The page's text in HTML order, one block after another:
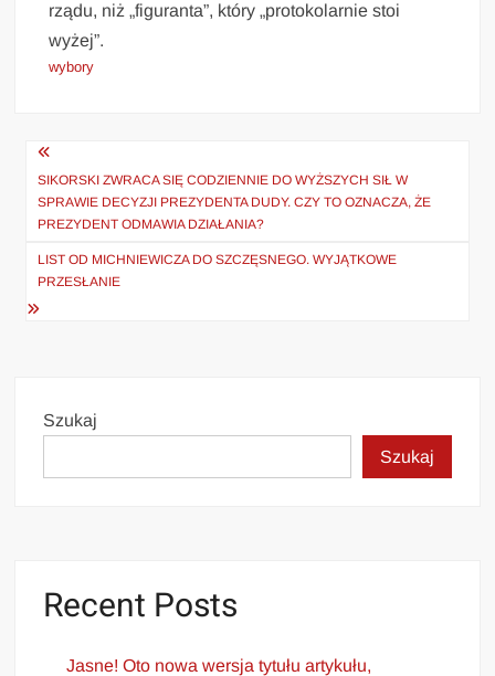
rządu, niż „figuranta”, który „protokolarnie stoi
wyżej”.
wybory
Nawigacja
wpisu
SIKORSKI ZWRACA SIĘ CODZIENNIE DO WYŻSZYCH SIŁ W
SPRAWIE DECYZJI PREZYDENTA DUDY. CZY TO OZNACZA, ŻE
PREZYDENT ODMAWIA DZIAŁANIA?
LIST OD MICHNIEWICZA DO SZCZĘSNEGO. WYJĄTKOWE
PRZESŁANIE
Szukaj
Szukaj
Recent Posts
Jasne! Oto nowa wersja tytułu artykułu,